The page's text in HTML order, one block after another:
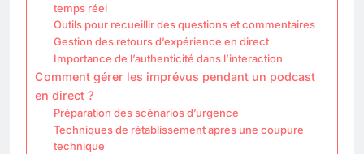
temps réel
Outils pour recueillir des questions et commentaires
Gestion des retours d’expérience en direct
Importance de l’authenticité dans l’interaction
Comment gérer les imprévus pendant un podcast
en direct ?
Préparation des scénarios d’urgence
Techniques de rétablissement après une coupure
technique